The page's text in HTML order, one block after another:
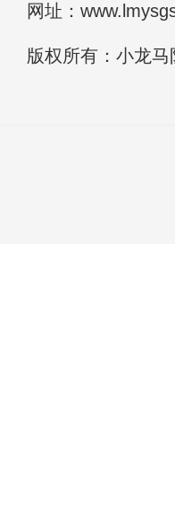
网址：
版权所有：小龙马